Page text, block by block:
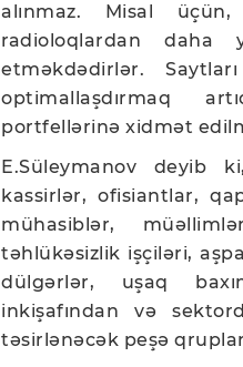
alınmaz. Misal
radioloqlardan daha
etməkdədirlər.
optimallaşdırmaq
portfellərinə xidmət
E.Süleymanov deyib
kassirlər, ofisiantlar,
mühasiblər,
təhlükəsizlik işçiləri,
dülgərlər, uşaq
inkişafından və
təsirlənəcək peşə